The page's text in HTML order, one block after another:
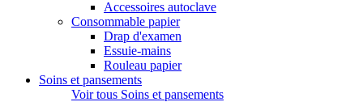
Accessoires autoclave
Consommable papier
Drap d'examen
Essuie-mains
Rouleau papier
Soins et pansements
Voir tous Soins et pansements